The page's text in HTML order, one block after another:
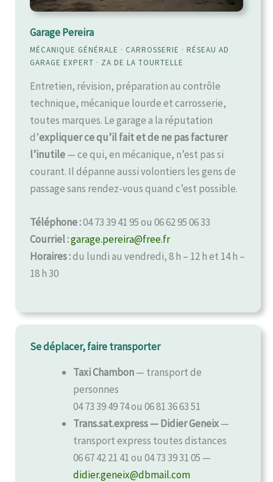
Garage Pereira
MÉCANIQUE GÉNÉRALE · CARROSSERIE · RÉSEAU AD
GARAGE EXPERT · ZA DE LA TOURTELLE
Entretien, révision, préparation au contrôle
technique, mécanique lourde et carrosserie,
toutes marques. Le garage a la réputation
d’expliquer ce qu’il fait et de ne pas facturer
l’inutile— ce qui, en mécanique, n’est pas si
courant. Il dépanne aussi volontiers les gens de
passage sans rendez-vous quand c’est possible.
Téléphone :04 73 39 41 95 ou 06 62 95 06 33
Courriel :garage.pereira@free.fr
Horaires :du lundi au vendredi, 8 h – 12 h et 14 h –
18 h 30
Se déplacer, faire transporter
Taxi Chambon— transport de
personnes
04 73 39 49 74 ou 06 81 36 63 51
Trans.sat.express — Didier Geneix—
transport express toutes distances
06 67 42 21 41 ou 04 73 39 31 05 —
didier.geneix@dbmail.com